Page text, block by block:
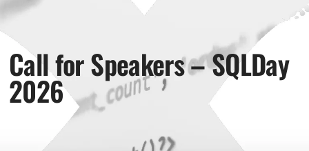
Call for Speakers – SQLDay
2026